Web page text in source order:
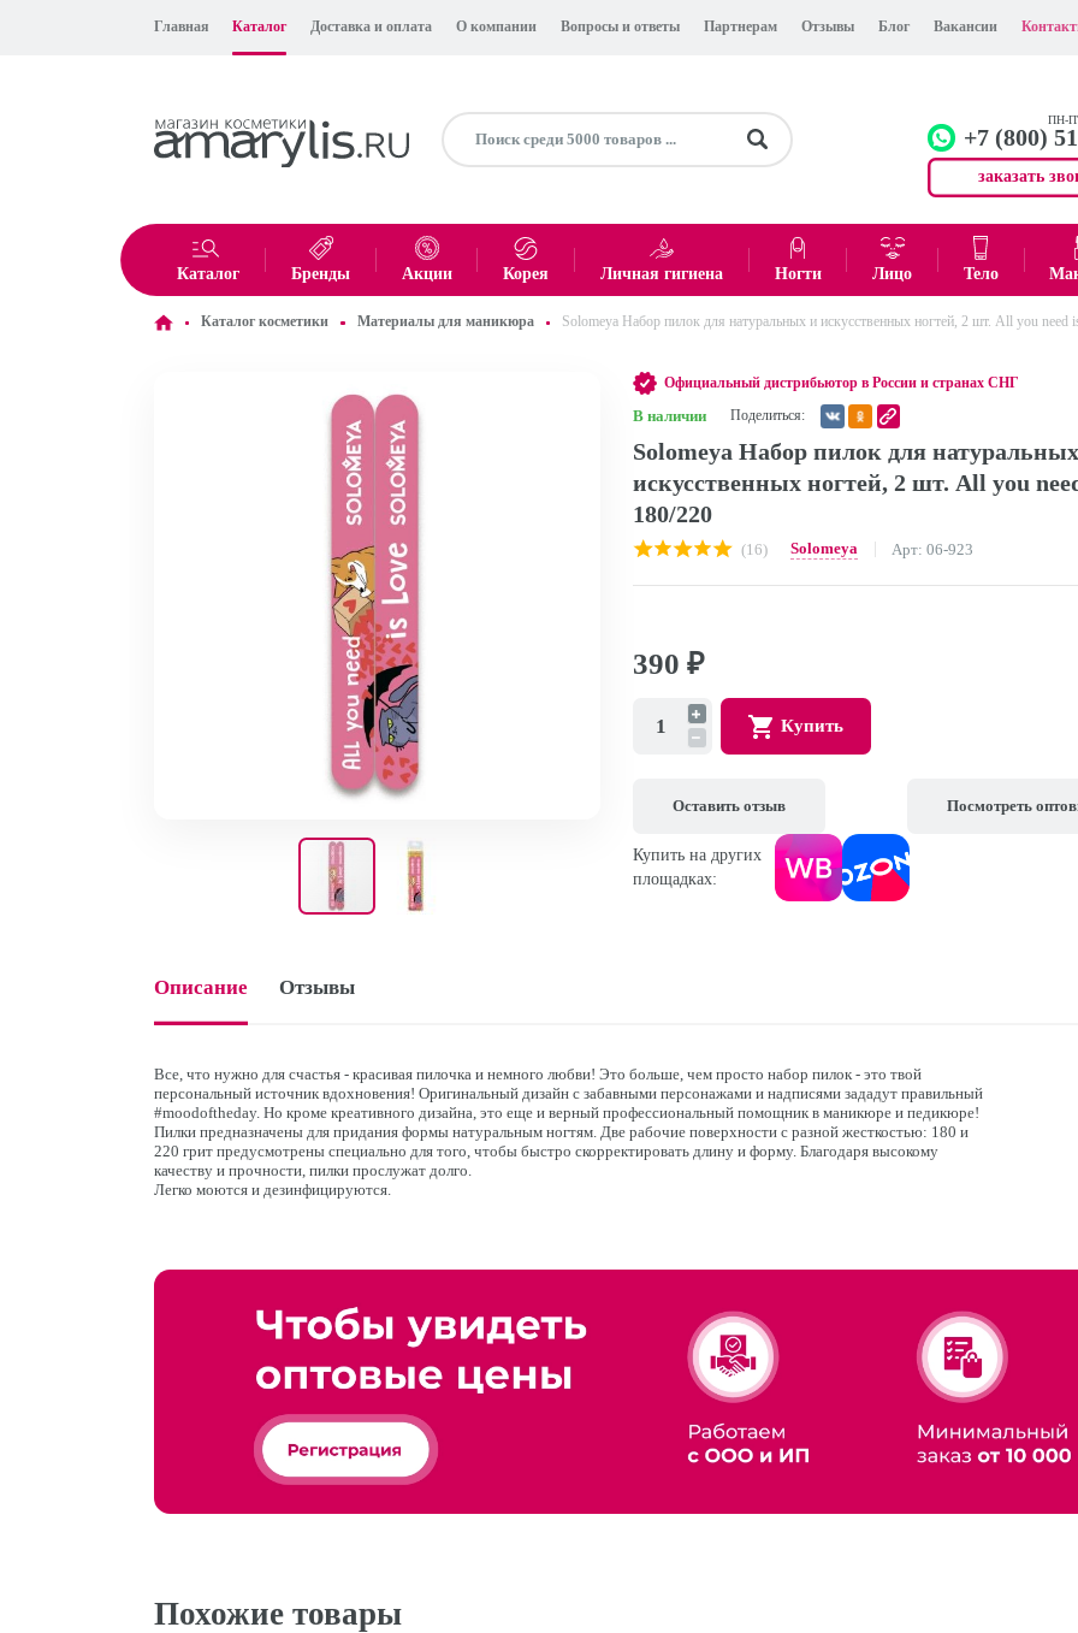
Главная Каталог Доставка и оплата О компании Вопросы и ответы Партнерам Отзывы Блог Вакансии
ПН-
+7 (800)
заказать
Офис +7 (499)
Итого: 0 ₽
Каталог Бренды Акции Корея Личная гигиена Ногти Лицо Тело
Каталог косметики Материалы для маникюра Solomeya Набор пилок для натуральных и искусственных ногтей, 2 шт. All you need
Официальный дистрибьютор в России и странах СНГ
В наличии Поделиться:
Solomeya Набор пилок для
искусственных ногтей, 2 шт. All you
180/220
(16) Solomeya Арт: 06-923
390 ₽
Купить
Оставить отзыв Посмотреть
Купить на других
площадках:
Описание Отзывы
Все, что нужно для счастья - красивая пилочка и немного любви! Это больше, чем просто набор пилок - это твой
персональный источник вдохновения! Оригинальный дизайн с забавными персонажами и надписями зададут правильный
#moodoftheday. Но кроме креативного дизайна, это еще и верный профессиональный помощник в маникюре и педикюре!
Пилки предназначены для придания формы натуральным ногтям. Две рабочие поверхности с разной жесткостью: 180 и
220 грит предусмотрены специально для того, чтобы быстро скорректировать длину и форму. Благодаря высокому
качеству и прочности, пилки прослужат долго.
Легко моются и дезинфицируются.
Похожие товары